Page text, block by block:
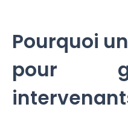
Pourquoi
pour